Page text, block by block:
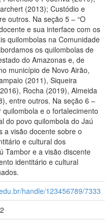
(2013); Custódio e
outros. Na seção 5 – “O
e sua interface com os
quilombolas na Comunidade
os quilombolas de
do Amazonas e, de
município de Novo Airão,
(2011), Siqueira
Rocha (2019), Almeida
entre outros. Na seção 6 –
quilombola e o fortalecimento
do povo quilombola do Jaú
a visão docente sobre o
e cultural dos
Tambor e a visão discente
identitário e cultural
handle/123456789/7333